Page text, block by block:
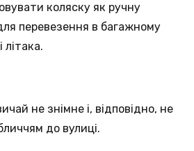
коляску як ручну
перевезення в багажному
літака.
не знімне і, відповідно, не
до вулиці.